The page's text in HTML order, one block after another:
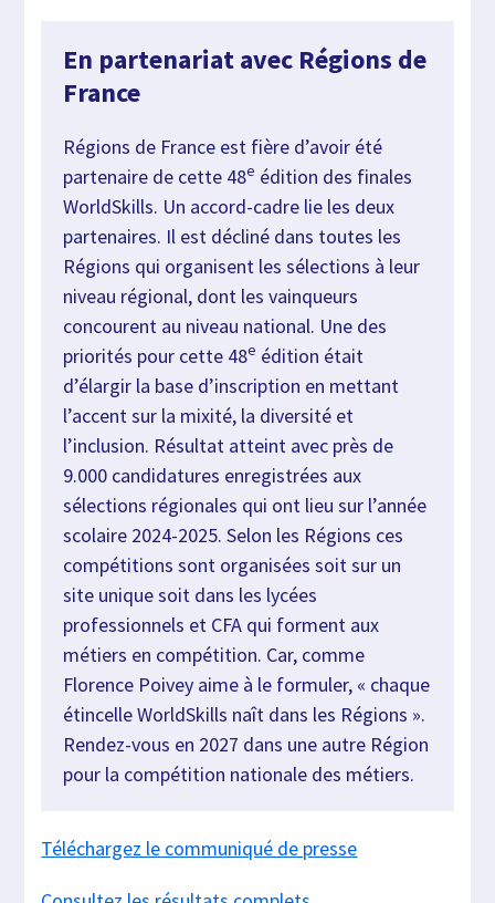
En partenariat avec Régions de
France
Régions de France est fière d’avoir été
partenaire de cette 48e édition des finales
WorldSkills. Un accord-cadre lie les deux
partenaires. Il est décliné dans toutes les
Régions qui organisent les sélections à leur
niveau régional, dont les vainqueurs
concourent au niveau national. Une des
priorités pour cette 48e édition était
d’élargir la base d’inscription en mettant
l’accent sur la mixité, la diversité et
l’inclusion. Résultat atteint avec près de
9.000 candidatures enregistrées aux
sélections régionales qui ont lieu sur l’année
scolaire 2024-2025. Selon les Régions ces
compétitions sont organisées soit sur un
site unique soit dans les lycées
professionnels et CFA qui forment aux
métiers en compétition. Car, comme
Florence Poivey aime à le formuler, « chaque
étincelle WorldSkills naît dans les Régions ».
Rendez-vous en 2027 dans une autre Région
pour la compétition nationale des métiers.
Téléchargez le communiqué de presse